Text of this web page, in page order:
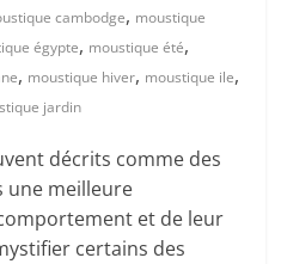
cambodge, moustique
égypte, moustique été,
, moustique hiver, moustique ile,
jardin
décrits comme des
une meilleure
et de leur
certains des